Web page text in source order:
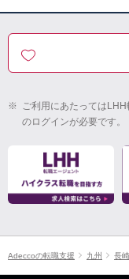
※ ご利用にあたっては
のログインが必要です。
Adeccoの転職支援 九州 長